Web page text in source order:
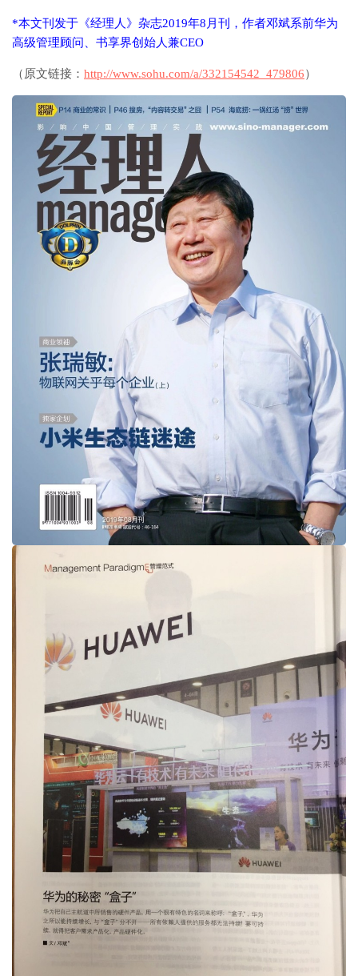
*本文刊发于《经理人》杂志2019年8月刊，作者邓斌系前华为
高级管理顾问、书享界创始人兼CEO
（原文链接： http://www.sohu.com/a/332154542_479806）